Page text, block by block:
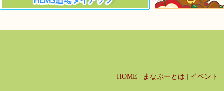
HOME まなぶーとは イベント